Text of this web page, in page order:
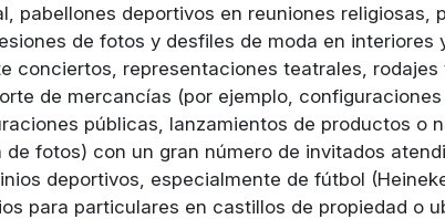
pabellones deportivos en reuniones
de fotos y desfiles de moda en interiores
conciertos, representaciones teatrales,
de mercancías (por ejemplo,
públicas, lanzamientos de productos o
de fotos) con un gran número de invitados
deportivos, especialmente de fútbol
para particulares en castillos de propiedad o